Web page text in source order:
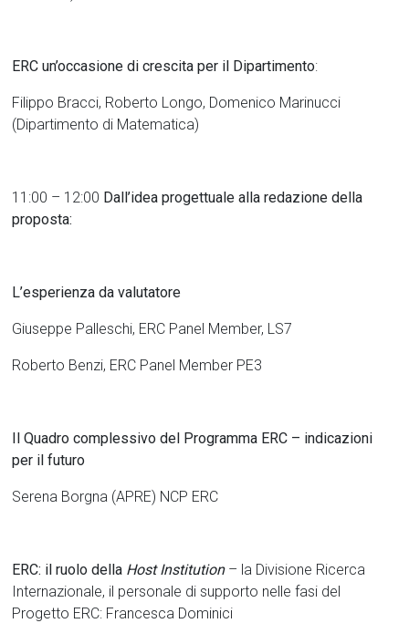
ERC un’occasione di crescita per il Dipartimento:
Filippo Bracci, Roberto Longo, Domenico Marinucci
(Dipartimento di Matematica)
11:00 – 12:00 Dall’idea progettuale alla redazione della
proposta:
L’esperienza da valutatore
Giuseppe Palleschi, ERC Panel Member, LS7
Roberto Benzi, ERC Panel Member PE3
Il Quadro complessivo del Programma ERC – indicazioni
per il futuro
Serena Borgna (APRE) NCP ERC
ERC: il ruolo della Host Institution– la Divisione Ricerca
Internazionale, il personale di supporto nelle fasi del
Progetto ERC: Francesca Dominici